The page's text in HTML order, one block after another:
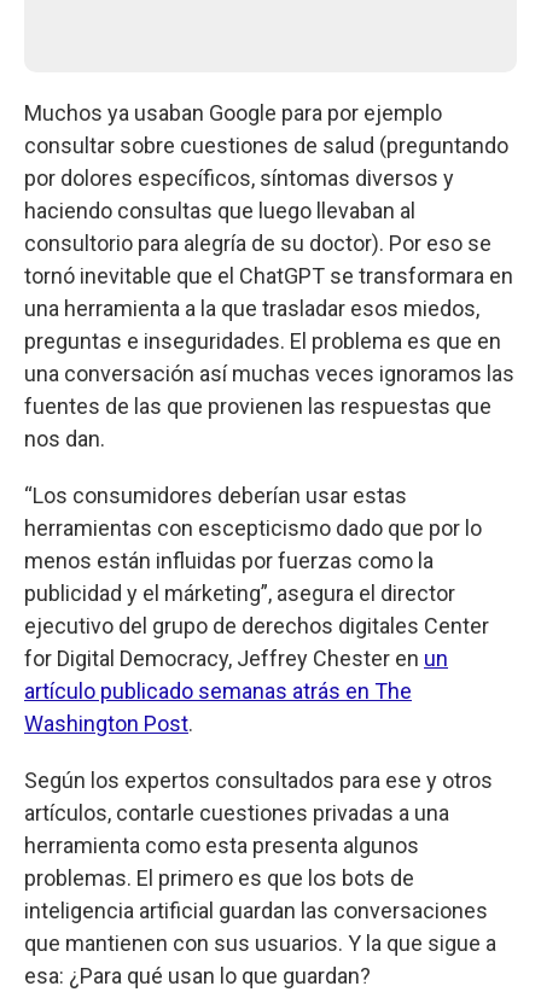
Muchos ya usaban Google para por ejemplo
consultar sobre cuestiones de salud (preguntando
por dolores específicos, síntomas diversos y
haciendo consultas que luego llevaban al
consultorio para alegría de su doctor). Por eso se
tornó inevitable que el ChatGPT se transformara en
una herramienta a la que trasladar esos miedos,
preguntas e inseguridades. El problema es que en
una conversación así muchas veces ignoramos las
fuentes de las que provienen las respuestas que
nos dan.
“Los consumidores deberían usar estas
herramientas con escepticismo dado que por lo
menos están influidas por fuerzas como la
publicidad y el márketing”, asegura el director
ejecutivo del grupo de derechos digitales Center
for Digital Democracy, Jeffrey Chester en un
artículo publicado semanas atrás en The
Washington Post.
Según los expertos consultados para ese y otros
artículos, contarle cuestiones privadas a una
herramienta como esta presenta algunos
problemas. El primero es que los bots de
inteligencia artificial guardan las conversaciones
que mantienen con sus usuarios. Y la que sigue a
esa: ¿Para qué usan lo que guardan?